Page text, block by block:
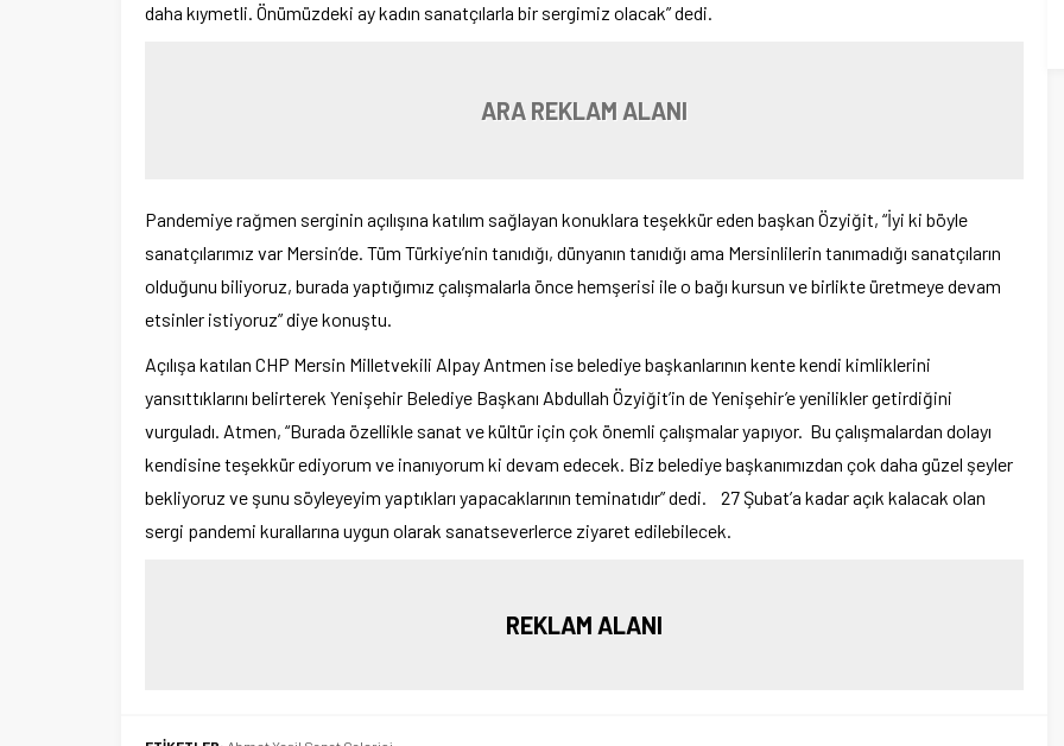
daha kıymetli. Önümüzdeki ay kadın sanatçılarla bir sergimiz olacak” dedi.
ARA REKLAM ALANI
Pandemiye rağmen serginin açılışına katılım sağlayan konuklara teşekkür eden başkan Özyiğit, “İyi ki böyle
sanatçılarımız var Mersin’de. Tüm Türkiye’nin tanıdığı, dünyanın tanıdığı ama Mersinlilerin tanımadığı sanatçıların
olduğunu biliyoruz, burada yaptığımız çalışmalarla önce hemşerisi ile o bağı kursun ve birlikte üretmeye devam
etsinler istiyoruz” diye konuştu.
Açılışa katılan CHP Mersin Milletvekili Alpay Antmen ise belediye başkanlarının kente kendi kimliklerini
yansıttıklarını belirterek Yenişehir Belediye Başkanı Abdullah Özyiğit’in de Yenişehir’e yenilikler getirdiğini
vurguladı. Atmen, “Burada özellikle sanat ve kültür için çok önemli çalışmalar yapıyor. Bu çalışmalardan dolayı
kendisine teşekkür ediyorum ve inanıyorum ki devam edecek. Biz belediye başkanımızdan çok daha güzel şeyler
bekliyoruz ve şunu söyleyeyim yaptıkları yapacaklarının teminatıdır” dedi. 27 Şubat’a kadar açık kalacak olan
sergi pandemi kurallarına uygun olarak sanatseverlerce ziyaret edilebilecek.
REKLAM ALANI